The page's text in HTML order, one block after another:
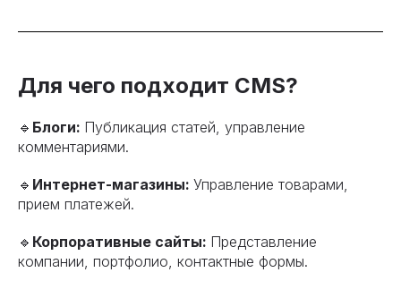
Для чего подходит CMS?
🔹 Блоги: Публикация статей, управление
комментариями.
🔹 Интернет-магазины: Управление товарами,
прием платежей.
🔹 Корпоративные сайты: Представление
компании, портфолио, контактные формы.